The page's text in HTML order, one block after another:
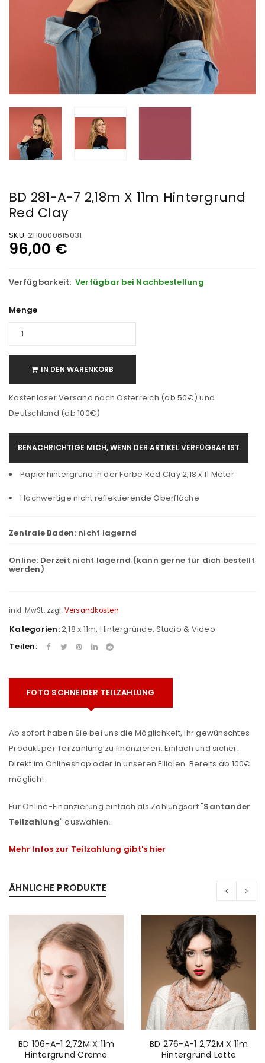
BD 281-A-7 2,18m X 11m Hintergrund
Red Clay
SKU: 2110000615031
96,00 €
Verfügbarkeit: Verfügbar bei Nachbestellung
Menge
IN DEN WARENKORB
Kostenloser Versand nach Österreich (ab 50€) und
Deutschland (ab 100€)
BENACHRICHTIGE MICH, WENN DER ARTIKEL VERFÜGBAR IST
Papierhintergrund in der Farbe Red Clay 2,18 x 11 Meter
Hochwertige nicht reflektierende Oberfläche
Zentrale Baden: nicht lagernd
Online: Derzeit nicht lagernd (kann gerne für dich bestellt
werden)
inkl. MwSt. zzgl. Versandkosten
Kategorien:2,18 x 11m, Hintergründe,Studio & Video
Teilen:
FOTO SCHNEIDER TEILZAHLUNG
Ab sofort haben Sie bei uns die Möglichkeit, Ihr gewünschtes
Produkt per Teilzahlung zu finanzieren. Einfach und sicher.
Direkt im Onlineshop oder in unseren Filialen. Bereits ab 100€
möglich!
Für Online-Finanzierung einfach als Zahlungsart "Santander
Teilzahlung" auswählen.
Mehr Infos zur Teilzahlung gibt's hier
ÄHNLICHE PRODUKTE
BD 106-A-1 2,72M X 11m
Hintergrund Creme
BD 276-A-1 2,72M X 11m
Hintergrund Latte